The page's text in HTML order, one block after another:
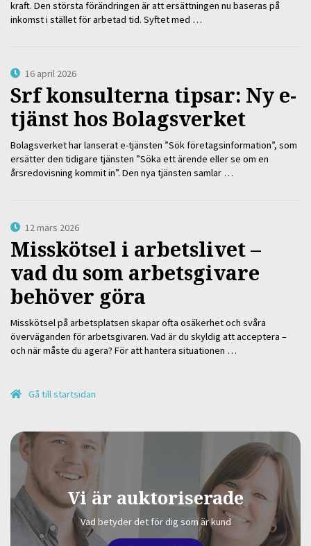
kraft. Den största förändringen är att ersättningen nu baseras på
inkomst i stället för arbetad tid. Syftet med …
16 april 2026
Srf konsulterna tipsar: Ny e-
tjänst hos Bolagsverket
Bolagsverket har lanserat e-tjänsten ”Sök företagsinformation”, som
ersätter den tidigare tjänsten ”Söka ett ärende eller se om en
årsredovisning kommit in”. Den nya tjänsten samlar …
12 mars 2026
Misskötsel i arbetslivet –
vad du som arbetsgivare
behöver göra
Misskötsel på arbetsplatsen skapar ofta osäkerhet och svåra
överväganden för arbetsgivaren. Vad är du skyldig att acceptera –
och när måste du agera? För att hantera situationen …
Gå till startsidan
Vi är auktoriserade
Vad betyder det för dig som är kund